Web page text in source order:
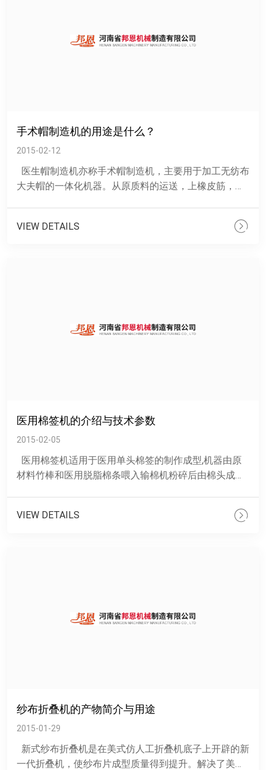
手术帽制造机的用途是什么？
2015-02-12
医生帽制造机亦称手术帽制造机，主要用于加工无纺布
大夫帽的一体化机器。从原质料的运送，上橡皮筋，折
VIEW DETAILS
医用棉签机的介绍与技术参数
2015-02-05
医用棉签机适用于医用单头棉签的制作成型,机器由原
材料竹棒和医用脱脂棉条喂入输棉机粉碎后由棉头成型
VIEW DETAILS
纱布折叠机的产物简介与用途
2015-01-29
新式纱布折叠机是在美式仿人工折叠机底子上开辟的新
一代折叠机，使纱布片成型质量得到提升。解决了美式